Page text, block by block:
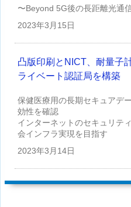
〜Beyond 5G後の長距離光通
2023年3月15日
凸版印刷とNICT、耐量子
ライベート認証局を構築
保健医療用の長期セキュアデ
効性を確認
インターネットのセキュリテ
会インフラ実現を目指す
2023年3月14日